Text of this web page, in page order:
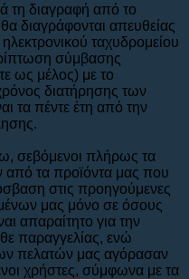
τη διαγραφή από το
διαγράφονται απευθείας
ταχυδρομείου
σύμβασης
ως μέλος) με το
διατήρησης των
τα πέντε έτη από την
σεβόμενοι πλήρως τα
από τα προϊόντα μας που
στις προηγούμενες
μας μόνο σε όσους
απαραίτητο για την
παραγγελίας, ενώ
πελατών μας αγόρασαν
χρήστες, σύμφωνα με τα